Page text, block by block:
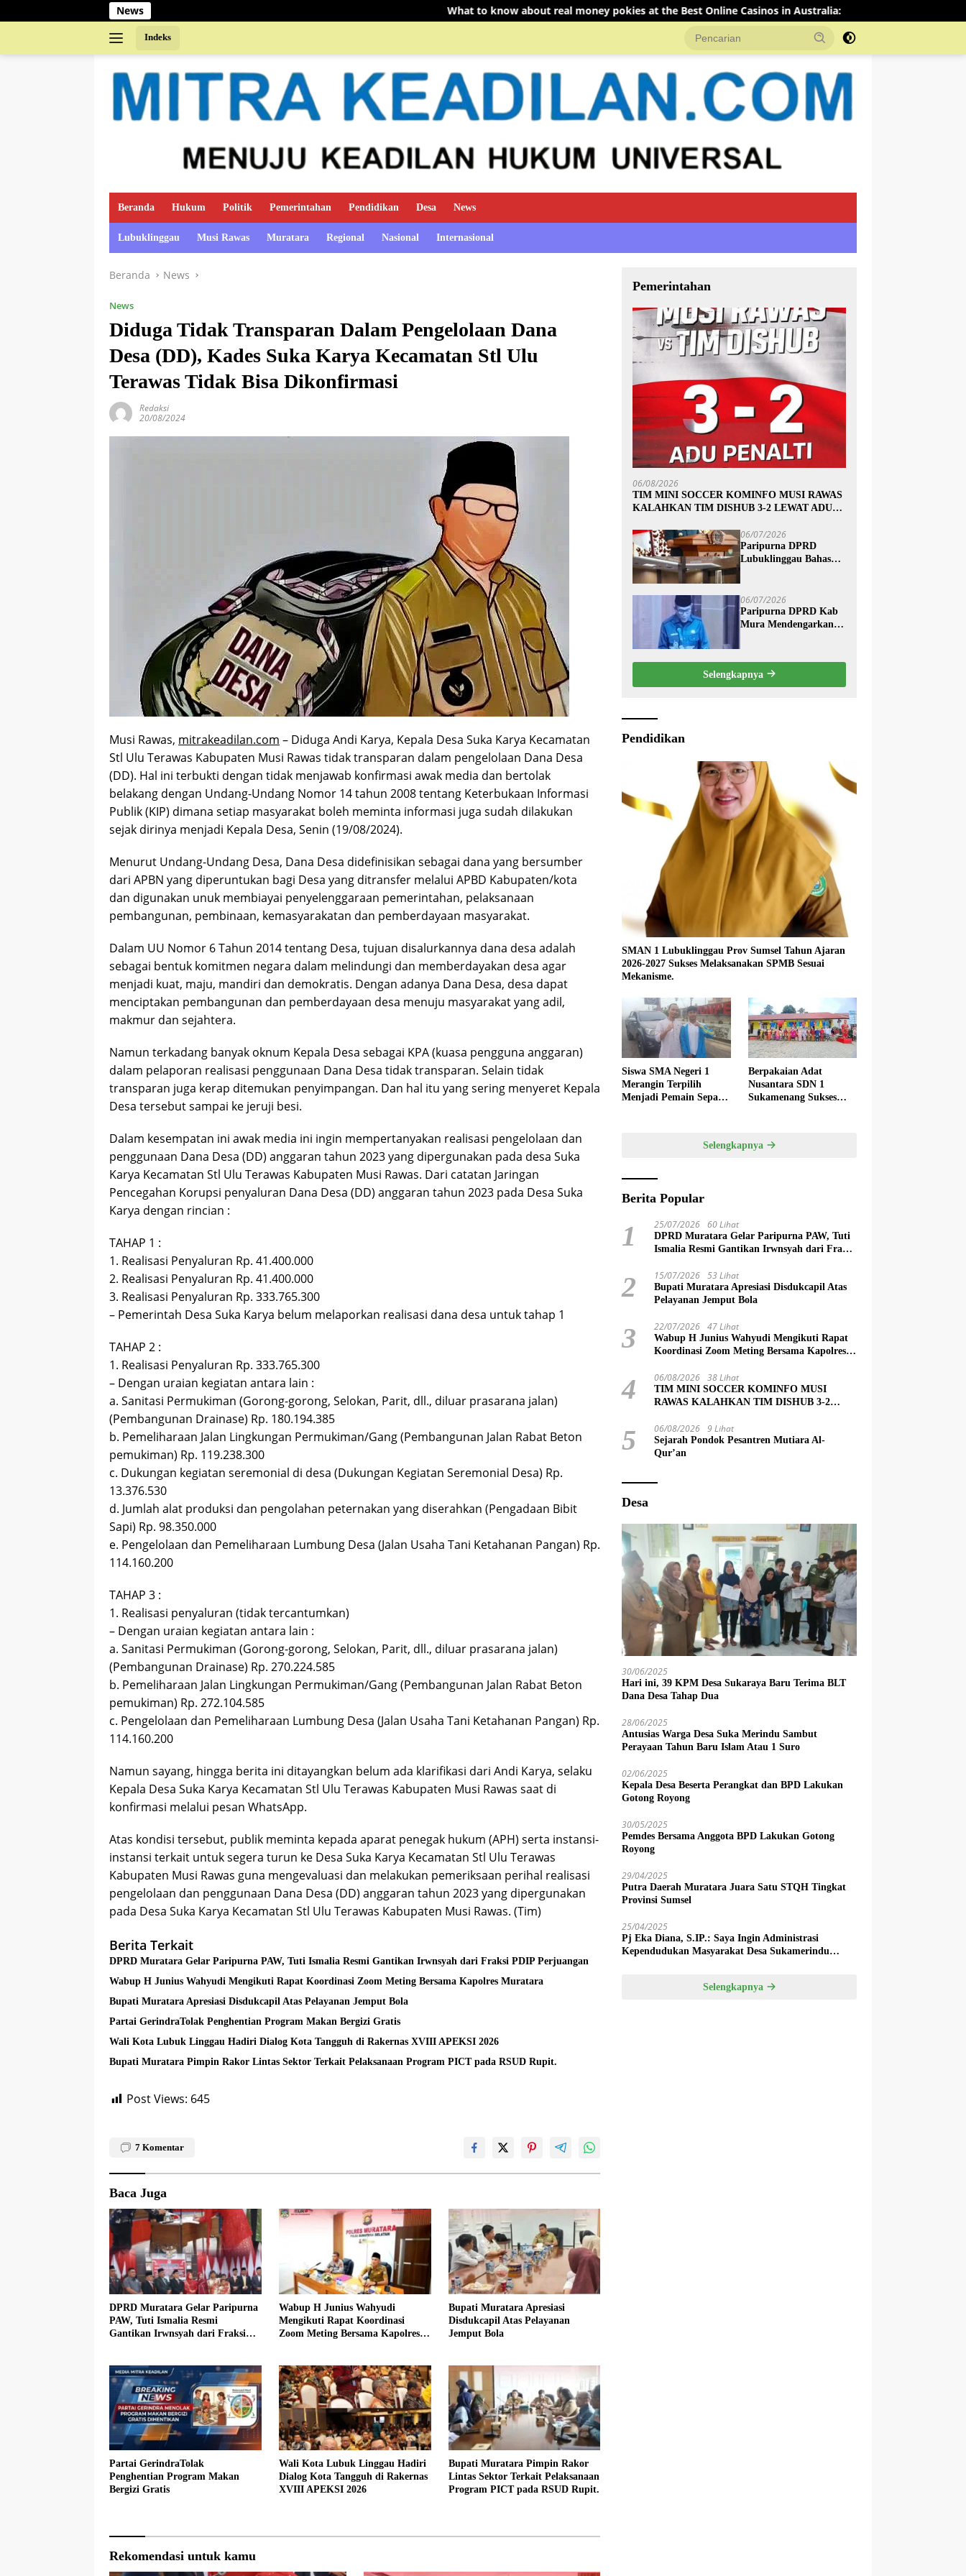
ke
News What to know about real money pokies at the Best Online Casinos in Australia: Sejarah Pondok Pesantren Mutiara
Indeks
Beranda Hukum Politik Pemerintahan Pendidikan Desa News
Lubuklinggau Musi Rawas Muratara Regional Nasional Internasional
Beranda News
News
Diduga Tidak Transparan Dalam Pengelolaan Dana
Desa (DD), Kades Suka Karya Kecamatan Stl Ulu
Terawas Tidak Bisa Dikonfirmasi
Redaksi
20/08/2024
Musi Rawas, mitrakeadilan.com – Diduga Andi Karya, Kepala Desa Suka Karya Kecamatan
Stl Ulu Terawas Kabupaten Musi Rawas tidak transparan dalam pengelolaan Dana Desa
(DD). Hal ini terbukti dengan tidak menjawab konfirmasi awak media dan bertolak
belakang dengan Undang-Undang Nomor 14 tahun 2008 tentang Keterbukaan Informasi
Publik (KIP) dimana setiap masyarakat boleh meminta informasi juga sudah dilakukan
sejak dirinya menjadi Kepala Desa, Senin (19/08/2024).
Menurut Undang-Undang Desa, Dana Desa didefinisikan sebagai dana yang bersumber
dari APBN yang diperuntukan bagi Desa yang ditransfer melalui APBD Kabupaten/kota
dan digunakan unuk membiayai penyelenggaraan pemerintahan, pelaksanaan
pembangunan, pembinaan, kemasyarakatan dan pemberdayaan masyarakat.
Dalam UU Nomor 6 Tahun 2014 tentang Desa, tujuan disalurkannya dana desa adalah
sebagai bentuk komitmen negara dalam melindungi dan memberdayakan desa agar
menjadi kuat, maju, mandiri dan demokratis. Dengan adanya Dana Desa, desa dapat
menciptakan pembangunan dan pemberdayaan desa menuju masyarakat yang adil,
makmur dan sejahtera.
Namun terkadang banyak oknum Kepala Desa sebagai KPA (kuasa pengguna anggaran)
dalam pelaporan realisasi penggunaan Dana Desa tidak transparan. Selain tidak
transparan juga kerap ditemukan penyimpangan. Dan hal itu yang sering menyeret Kepala
Desa tersebut sampai ke jeruji besi.
Dalam kesempatan ini awak media ini ingin mempertanyakan realisasi pengelolaan dan
penggunaan Dana Desa (DD) anggaran tahun 2023 yang dipergunakan pada desa Suka
Karya Kecamatan Stl Ulu Terawas Kabupaten Musi Rawas. Dari catatan Jaringan
Pencegahan Korupsi penyaluran Dana Desa (DD) anggaran tahun 2023 pada Desa Suka
Karya dengan rincian :
TAHAP 1 :
1. Realisasi Penyaluran Rp. 41.400.000
2. Realisasi Penyaluran Rp. 41.400.000
3. Realisasi Penyaluran Rp. 333.765.300
– Pemerintah Desa Suka Karya belum melaporkan realisasi dana desa untuk tahap 1
TAHAP 2 :
1. Realisasi Penyaluran Rp. 333.765.300
– Dengan uraian kegiatan antara lain :
a. Sanitasi Permukiman (Gorong-gorong, Selokan, Parit, dll., diluar prasarana jalan)
(Pembangunan Drainase) Rp. 180.194.385
b. Pemeliharaan Jalan Lingkungan Permukiman/Gang (Pembangunan Jalan Rabat Beton
pemukiman) Rp. 119.238.300
c. Dukungan kegiatan seremonial di desa (Dukungan Kegiatan Seremonial Desa) Rp.
13.376.530
d. Jumlah alat produksi dan pengolahan peternakan yang diserahkan (Pengadaan Bibit
Sapi) Rp. 98.350.000
e. Pengelolaan dan Pemeliharaan Lumbung Desa (Jalan Usaha Tani Ketahanan Pangan) Rp.
114.160.200
TAHAP 3 :
1. Realisasi penyaluran (tidak tercantumkan)
– Dengan uraian kegiatan antara lain :
a. Sanitasi Permukiman (Gorong-gorong, Selokan, Parit, dll., diluar prasarana jalan)
(Pembangunan Drainase) Rp. 270.224.585
b. Pemeliharaan Jalan Lingkungan Permukiman/Gang (Pembangunan Jalan Rabat Beton
pemukiman) Rp. 272.104.585
c. Pengelolaan dan Pemeliharaan Lumbung Desa (Jalan Usaha Tani Ketahanan Pangan) Rp.
114.160.200
Namun sayang, hingga berita ini ditayangkan belum ada klarifikasi dari Andi Karya, selaku
Kepala Desa Suka Karya Kecamatan Stl Ulu Terawas Kabupaten Musi Rawas saat di
konfirmasi melalui pesan WhatsApp.
Atas kondisi tersebut, publik meminta kepada aparat penegak hukum (APH) serta instansi-
instansi terkait untuk segera turun ke Desa Suka Karya Kecamatan Stl Ulu Terawas
Kabupaten Musi Rawas guna mengevaluasi dan melakukan pemeriksaan perihal realisasi
pengelolaan dan penggunaan Dana Desa (DD) anggaran tahun 2023 yang dipergunakan
pada Desa Suka Karya Kecamatan Stl Ulu Terawas Kabupaten Musi Rawas. (Tim)
Berita Terkait
DPRD Muratara Gelar Paripurna PAW, Tuti Ismalia Resmi Gantikan Irwnsyah dari Fraksi PDIP Perjuangan
Wabup H Junius Wahyudi Mengikuti Rapat Koordinasi Zoom Meting Bersama Kapolres Muratara
Bupati Muratara Apresiasi Disdukcapil Atas Pelayanan Jemput Bola
Partai GerindraTolak Penghentian Program Makan Bergizi Gratis
Wali Kota Lubuk Linggau Hadiri Dialog Kota Tangguh di Rakernas XVIII APEKSI 2026
Bupati Muratara Pimpin Rakor Lintas Sektor Terkait Pelaksanaan Program PICT pada RSUD Rupit.
Post Views: 645
7 Komentar
Baca Juga
DPRD Muratara Gelar Paripurna
PAW, Tuti Ismalia Resmi
Gantikan Irwnsyah dari Fraksi
Wabup H Junius Wahyudi
Mengikuti Rapat Koordinasi
Zoom Meting Bersama Kapolres
Bupati Muratara Apresiasi
Disdukcapil Atas Pelayanan
Jemput Bola
Partai GerindraTolak
Penghentian Program Makan
Bergizi Gratis
Wali Kota Lubuk Linggau Hadiri
Dialog Kota Tangguh di Rakernas
XVIII APEKSI 2026
Bupati Muratara Pimpin Rakor
Lintas Sektor Terkait Pelaksanaan
Program PICT pada RSUD Rupit.
Rekomendasi untuk kamu
Pemerintahan
06/08/2026
TIM MINI SOCCER KOMINFO MUSI RAWAS
KALAHKAN TIM DISHUB 3-2 LEWAT ADU
06/07/2026
Paripurna DPRD
Lubuklinggau Bahas
Sampaikan Jawaban
Eksekutif
06/07/2026
Paripurna DPRD Kab
Mura Mendengarkan
Raperda Tentang
Pertanggungjawaban
APBD Kabupaten Musi
Selengkapnya
Pendidikan
SMAN 1 Lubuklinggau Prov Sumsel Tahun Ajaran
2026-2027 Sukses Melaksanakan SPMB Sesuai
Mekanisme.
Siswa SMA Negeri 1
Merangin Terpilih
Menjadi Pemain Sepak
Berpakaian Adat
Nusantara SDN 1
Sukamenang Sukses
Selengkapnya
Berita Popular
1 25/07/2026 60 Lihat
DPRD Muratara Gelar Paripurna PAW, Tuti
Ismalia Resmi Gantikan Irwnsyah dari Fraksi
2 15/07/2026 53 Lihat
Bupati Muratara Apresiasi Disdukcapil Atas
Pelayanan Jemput Bola
3 22/07/2026 47 Lihat
Wabup H Junius Wahyudi Mengikuti Rapat
Koordinasi Zoom Meting Bersama Kapolres
4 06/08/2026 38 Lihat
TIM MINI SOCCER KOMINFO MUSI
RAWAS KALAHKAN TIM DISHUB 3-2
5 06/08/2026 9 Lihat
Sejarah Pondok Pesantren Mutiara Al-
Qur’an
Desa
30/06/2025
Hari ini, 39 KPM Desa Sukaraya Baru Terima BLT
Dana Desa Tahap Dua
28/06/2025
Antusias Warga Desa Suka Merindu Sambut
Perayaan Tahun Baru Islam Atau 1 Suro
02/06/2025
Kepala Desa Beserta Perangkat dan BPD Lakukan
Gotong Royong
30/05/2025
Pemdes Bersama Anggota BPD Lakukan Gotong
Royong
29/04/2025
Putra Daerah Muratara Juara Satu STQH Tingkat
Provinsi Sumsel
25/04/2025
Pj Eka Diana, S.IP.: Saya Ingin Administrasi
Kependudukan Masyarakat Desa Sukamerindu
Selengkapnya